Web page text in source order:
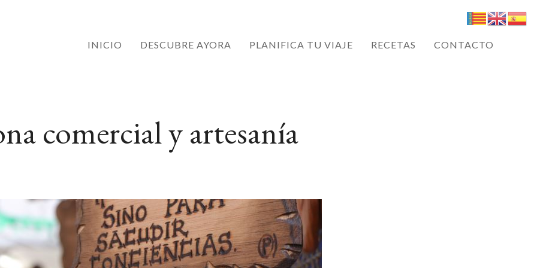
INICIO DESCUBRE AYORA PLANIFICA TU VIAJE RECETAS CONTACTO
comercial y artesanía